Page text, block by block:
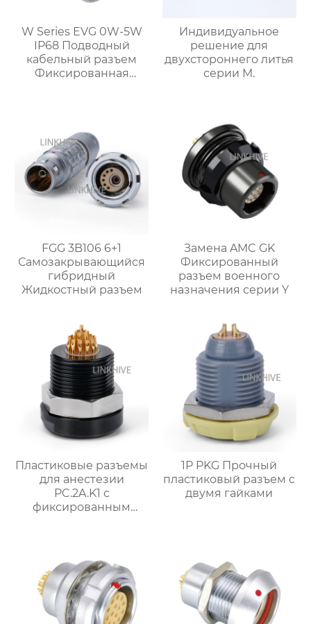
W Series EVG 0W-5W
IP68 Подводный
кабельный разъем
Фиксированная
Индивидуальное
решение для
двухстороннего литья
серии M.
FGG 3B106 6+1
Самозакрывающийся
гибридный
Жидкостный разъем
Замена AMC GK
Фиксированный
разъем военного
назначения серии Y
Пластиковые разъемы
для анестезии
PC.2A.K1 с
фиксированным
1P PKG Прочный
пластиковый разъем с
двумя гайками